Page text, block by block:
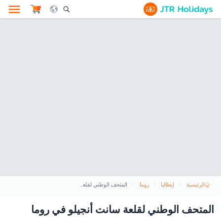
Search Opener Icon
الرئيسية إيطاليا روما المتحف الوطني لقلعة سانت أنجيلو في روما
المتحف الوطني لقلعة سانت أنجيلو في روما